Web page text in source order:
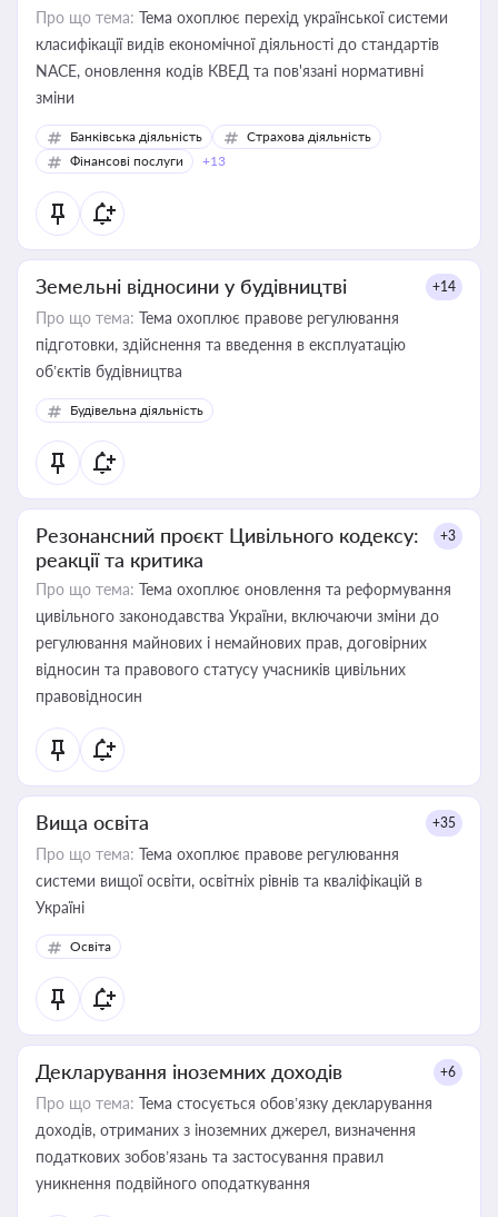
Про що тема: Тема охоплює перехід української системи
класифікації видів економічної діяльності до стандартів
NACE, оновлення кодів КВЕД та пов'язані нормативні
зміни
Банківська діяльність
Страхова діяльність
Фінансові послуги
+13
Земельні відносини у будівництві +14
Про що тема: Тема охоплює правове регулювання
підготовки, здійснення та введення в експлуатацію
об’єктів будівництва
Будівельна діяльність
Резонансний проєкт Цивільного кодексу:
реакції та критика
+3
Про що тема: Тема охоплює оновлення та реформування
цивільного законодавства України, включаючи зміни до
регулювання майнових і немайнових прав, договірних
відносин та правового статусу учасників цивільних
правовідносин
Вища освіта +35
Про що тема: Тема охоплює правове регулювання
системи вищої освіти, освітніх рівнів та кваліфікацій в
Україні
Освіта
Декларування іноземних доходів +6
Про що тема: Тема стосується обов’язку декларування
доходів, отриманих з іноземних джерел, визначення
податкових зобов’язань та застосування правил
уникнення подвійного оподаткування